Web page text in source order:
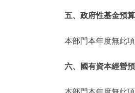
五、政府性基金預
本部門本年度無此項
六、國有資本經營